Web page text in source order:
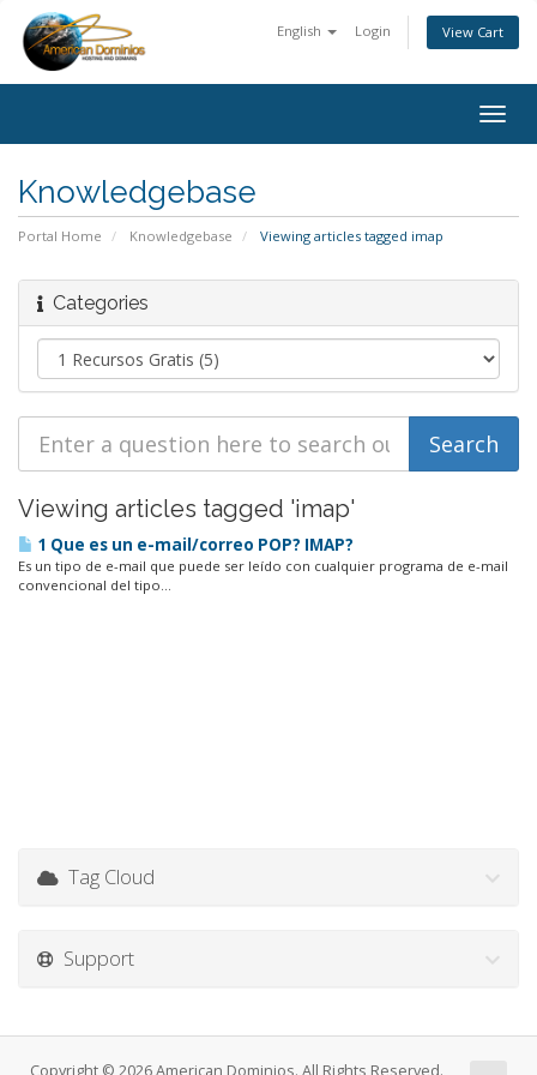
English Login View Cart
Knowledgebase
Portal Home Knowledgebase Viewing articles tagged imap
Categories
Viewing articles tagged 'imap'
1 Que es un e-mail/correo POP? IMAP?
Es un tipo de e-mail que puede ser leído con cualquier programa de e-mail
convencional del tipo...
Tag Cloud
Support
Copyright © 2026 American Dominios. All Rights Reserved.